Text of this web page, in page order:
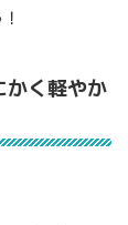
かく軽やか